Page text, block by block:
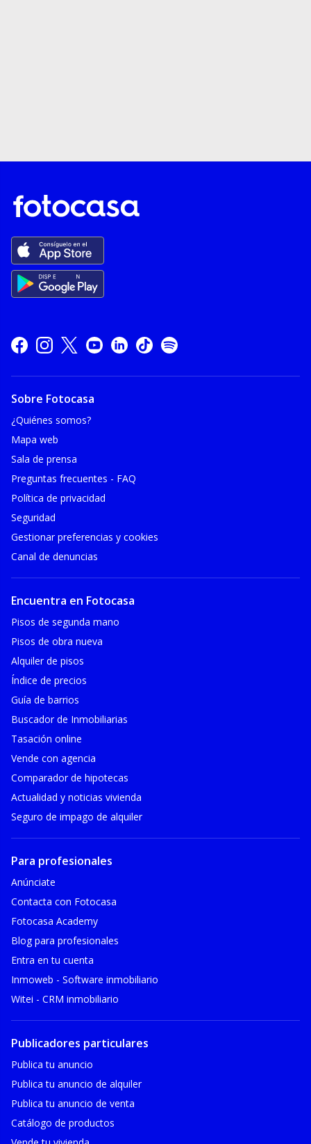
Sobre Fotocasa
¿Quiénes somos?
Mapa web
Sala de prensa
Preguntas frecuentes - FAQ
Política de privacidad
Seguridad
Gestionar preferencias y cookies
Canal de denuncias
Encuentra en Fotocasa
Pisos de segunda mano
Pisos de obra nueva
Alquiler de pisos
Índice de precios
Guía de barrios
Buscador de Inmobiliarias
Tasación online
Vende con agencia
Comparador de hipotecas
Actualidad y noticias vivienda
Seguro de impago de alquiler
Para profesionales
Anúnciate
Contacta con Fotocasa
Fotocasa Academy
Blog para profesionales
Entra en tu cuenta
Inmoweb - Software inmobiliario
Witei - CRM inmobiliario
Publicadores particulares
Publica tu anuncio
Publica tu anuncio de alquiler
Publica tu anuncio de venta
Catálogo de productos